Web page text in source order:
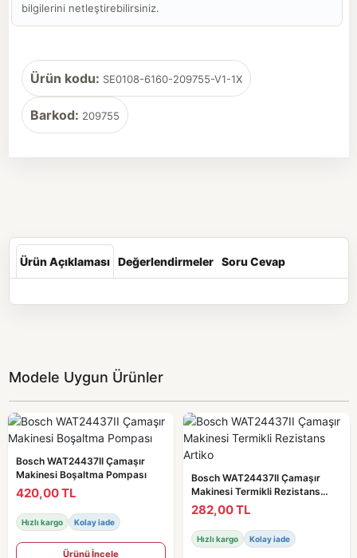
bilgilerini netleştirebilirsiniz.
Ürün kodu: SE0108-6160-209755-V1-1X
Barkod: 209755
Ürün Açıklaması Değerlendirmeler Soru Cevap
Modele Uygun Ürünler
Bosch WAT24437II Çamaşır
Makinesi Boşaltma Pompası
420,00 TL
Hızlı kargo Kolay iade
Ürünü İncele
Bosch WAT24437II Çamaşır
Makinesi Termikli Rezistans
Artiko
282,00 TL
Hızlı kargo Kolay iade